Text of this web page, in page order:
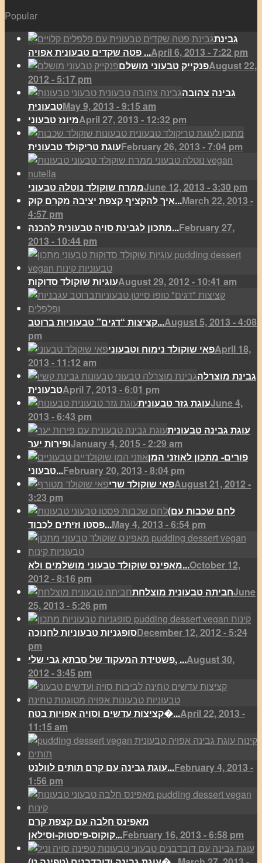
Popular
גבינת
פטה שקדים טבעונית אפויה ...April 6, 2013 - 7:22 pm
פנקייק טבעוני מושלםAugust 22,
2012 - 5:17 pm
גבינה צהובה
טבעוניתMay 9, 2013 - 9:15 am
מיונז טבעוניApril 27, 2013 - 12:32 pm
עוגת טריקולד טבעוניתFebruary 26, 2013 - 7:04 pm
ממרח שוקולד נוטלה טבעוניJune 12, 2013 - 3:30 pm
איך להקציף קצפת יציבה מקרם קוק...March 22, 2013 -
4:57 pm
מתכון לגבינת סויה טבעונית להכנה...February 27,
2013 - 10:44 pm
עוגיות שוקולד סדוקותAugust 29, 2012 - 10:41 am
קציצות “דגים” טבעוניות ברוטב...August 5, 2013 - 4:08
pm
פאי שוקולד נימוח וטבעוניApril 18,
2013 - 11:12 am
גבינת מוצרלה
טבעוניתApril 7, 2013 - 6:01 pm
עוגת גזר טבעוניתJune 4,
2013 - 6:43 pm
עוגת גבינה טבעונית
ופירות יערJanuary 4, 2015 - 2:29 am
פורים- מתכון לאוזני המן
טבעוני...February 20, 2013 - 8:04 pm
פאי שוקולד שריAugust 21, 2012 -
3:23 pm
(לחם שכבות עם
פסטו וזיתים לכבוד...May 4, 2013 - 6:54 pm
מאפינס שוקולד טבעוני מושלמים ולא...October 12,
2012 - 8:16 pm
חביתה טבעונית מוצלחתJune
25, 2013 - 5:26 pm
סופגניות טבעוניות לחנוכהDecember 12, 2012 - 5:24
pm
פשטידת המעקוד של סבתא גבי שלי, ...August 30,
2012 - 3:45 pm
קציצות עדשים וסויה אפויות בטח�...April 22, 2013 -
11:15 am
עוגת גבינה עם קרם תותים לוולנט...February 4, 2013 -
1:56 pm
מאפינס חלבה עם קצפת קרם
קוקוס-פיסטוק-וסילאן...February 16, 2013 - 6:58 pm